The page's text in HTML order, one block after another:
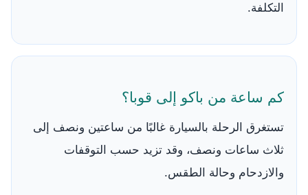
التكلفة.
كم ساعة من باكو إلى قوبا؟
تستغرق الرحلة بالسيارة غالبًا من ساعتين ونصف إلى
ثلاث ساعات ونصف، وقد تزيد حسب التوقفات
والازدحام وحالة الطقس.